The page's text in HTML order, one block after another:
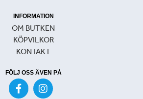
INFORMATION
OM BUTKEN
KÖPVILKOR
KONTAKT
FÖLJ OSS ÄVEN PÅ